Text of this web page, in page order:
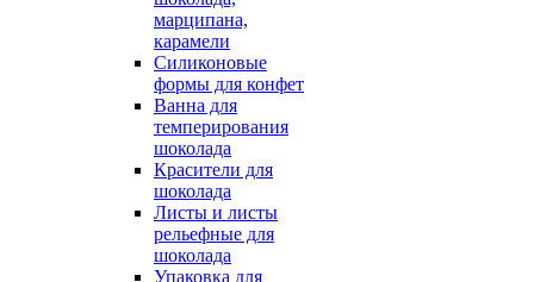
марципана,
карамели
Силиконовые
формы для конфет
Ванна для
темперирования
шоколада
Красители для
шоколада
Листы и листы
рельефные для
шоколада
Упаковка для